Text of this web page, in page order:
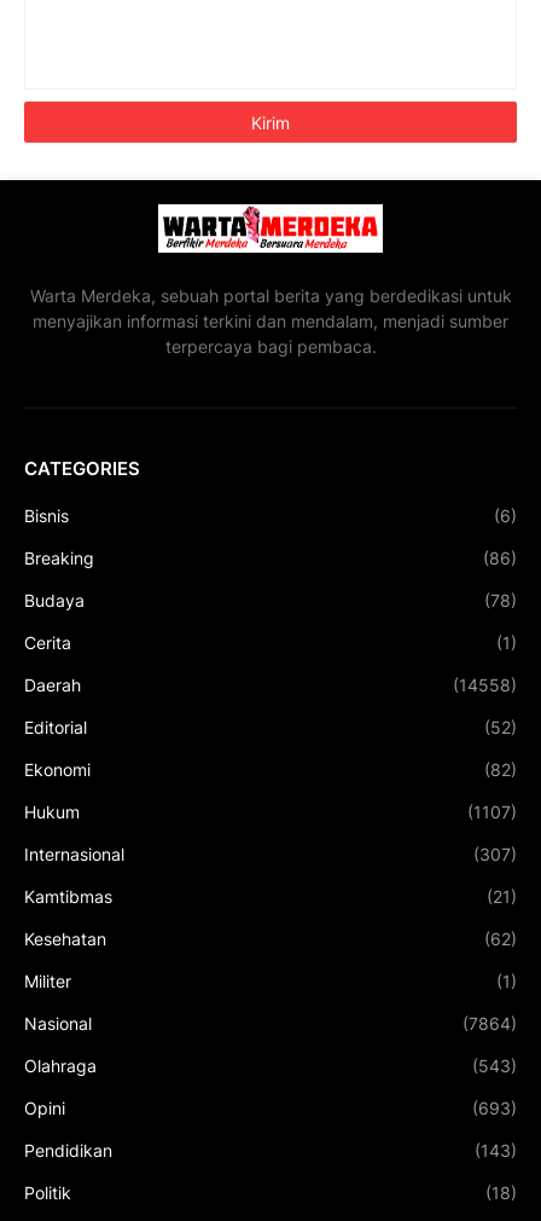
Warta Merdeka, sebuah portal berita yang berdedikasi untuk
menyajikan informasi terkini dan mendalam, menjadi sumber
terpercaya bagi pembaca.
CATEGORIES
Bisnis (6)
Breaking (86)
Budaya (78)
Cerita (1)
Daerah (14558)
Editorial (52)
Ekonomi (82)
Hukum (1107)
Internasional (307)
Kamtibmas (21)
Kesehatan (62)
Militer (1)
Nasional (7864)
Olahraga (543)
Opini (693)
Pendidikan (143)
Politik (18)